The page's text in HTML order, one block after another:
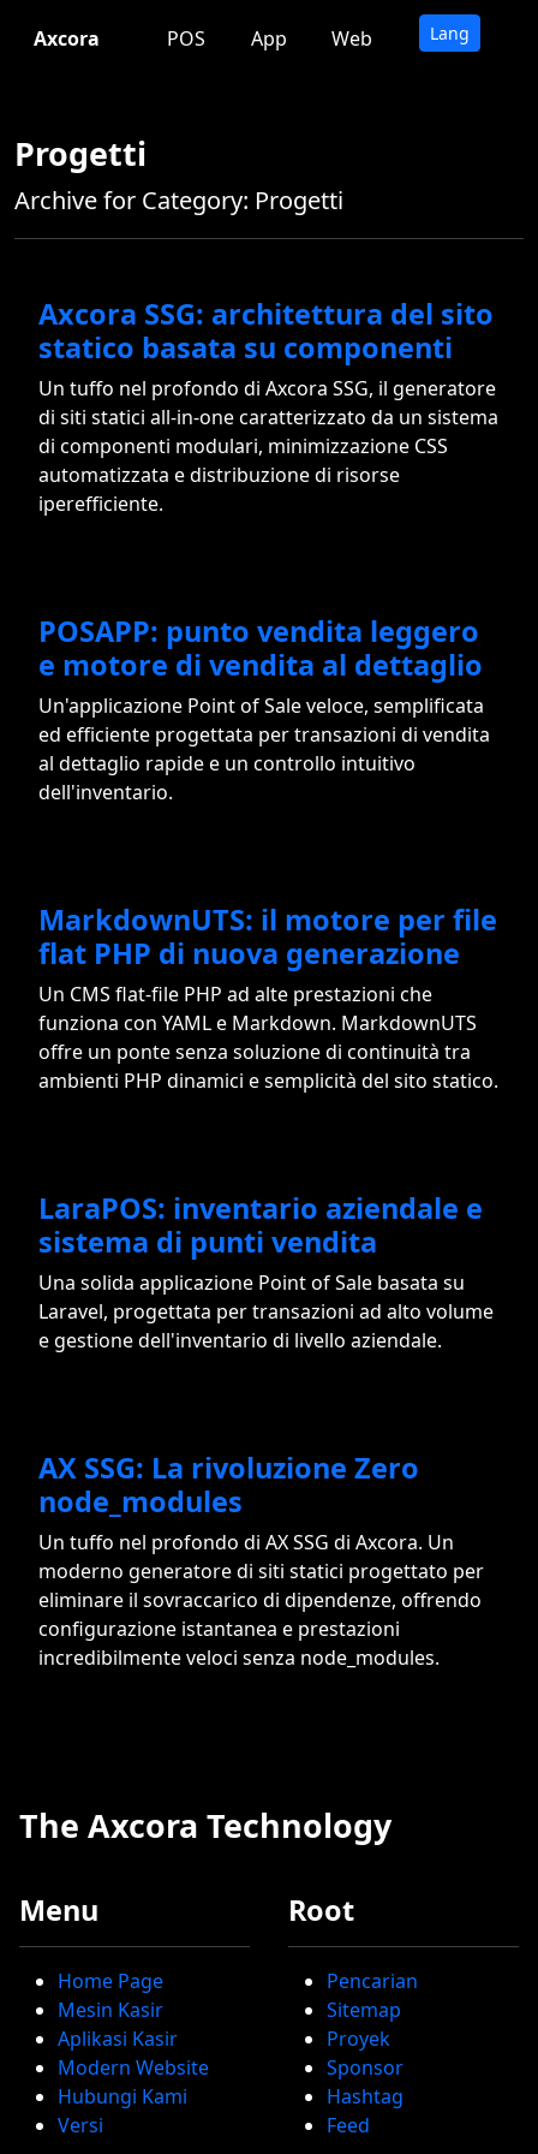
Axcora POS App Web Lang
Progetti
Archive for Category: Progetti
Axcora SSG: architettura del sito
statico basata su componenti
Un tuffo nel profondo di Axcora SSG, il generatore
di siti statici all-in-one caratterizzato da un sistema
di componenti modulari, minimizzazione CSS
automatizzata e distribuzione di risorse
iperefficiente.
POSAPP: punto vendita leggero
e motore di vendita al dettaglio
Un'applicazione Point of Sale veloce, semplificata
ed efficiente progettata per transazioni di vendita
al dettaglio rapide e un controllo intuitivo
dell'inventario.
MarkdownUTS: il motore per file
flat PHP di nuova generazione
Un CMS flat-file PHP ad alte prestazioni che
funziona con YAML e Markdown. MarkdownUTS
offre un ponte senza soluzione di continuità tra
ambienti PHP dinamici e semplicità del sito statico.
LaraPOS: inventario aziendale e
sistema di punti vendita
Una solida applicazione Point of Sale basata su
Laravel, progettata per transazioni ad alto volume
e gestione dell'inventario di livello aziendale.
AX SSG: La rivoluzione Zero
node_modules
Un tuffo nel profondo di AX SSG di Axcora. Un
moderno generatore di siti statici progettato per
eliminare il sovraccarico di dipendenze, offrendo
configurazione istantanea e prestazioni
incredibilmente veloci senza node_modules.
The Axcora Technology
Menu
Home Page
Mesin Kasir
Aplikasi Kasir
Modern Website
Hubungi Kami
Versi
Root
Pencarian
Sitemap
Proyek
Sponsor
Hashtag
Feed